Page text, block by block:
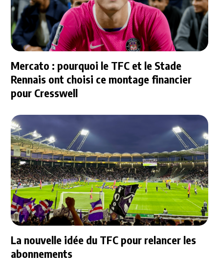
Mercato : pourquoi le TFC et le Stade
Rennais ont choisi ce montage financier
pour Cresswell
La nouvelle idée du TFC pour relancer les
abonnements